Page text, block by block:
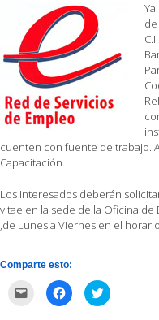
cuenten con fuente de trabajo.
Capacitación.
Los interesados deberán
vitae en la sede de la Oficina de
,de Lunes a Viernes en el horario
Comparte esto:
Haz
clic
Haz
clic